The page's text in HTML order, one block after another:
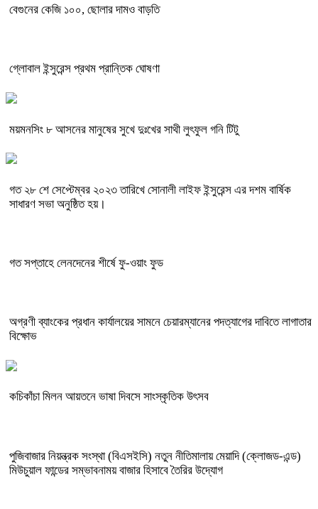
বেগুনের কেজি ১০০, ছোলার দামও বাড়তি
গ্লোবাল ইন্সুরেন্স প্রথম প্রান্তিক ঘোষণা
ময়মনসিং ৮ আসনের মানুষের সুখে দুঃখের সাথী লুৎফুল গনি টিটু
গত ২৮ শে সেপ্টেম্বর ২০২৩ তারিখে সোনালী লাইফ ইন্সুরেন্স এর দশম বার্ষিক
সাধারণ সভা অনুষ্ঠিত হয়।
গত সপ্তাহে লেনদেনের শীর্ষে ফু-ওয়াং ফুড
অগ্রণী ব্যাংকের প্রধান কার্যালয়ের সামনে চেয়ারম্যানের পদত্যাগের দাবিতে লাগাতার
বিক্ষোভ
কচিকাঁচা মিলন আয়তনে ভাষা দিবসে সাংস্কৃতিক উৎসব
পুজিবাজার নিয়ন্ত্রক সংস্থা (বিএসইসি) নতুন নীতিমালায় মেয়াদি (ক্লোজড-এন্ড)
মিউচুয়াল ফান্ডের সম্ভাবনাময় বাজার হিসাবে তৈরির উদ্যোগ